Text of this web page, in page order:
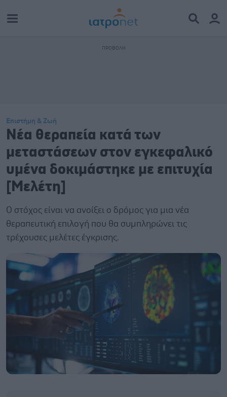
Επιστήμη & Ζωή
Νέα θεραπεία κατά των
μεταστάσεων στον εγκεφαλικό
υμένα δοκιμάστηκε με επιτυχία
[Μελέτη]
Ο στόχος είναι να ανοίξει ο δρόμος για μια νέα
θεραπευτική επιλογή που θα συμπληρώνει τις
τρέχουσες μελέτες έγκρισης.